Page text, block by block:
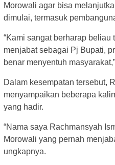
Morowali agar bisa
dimulai, termasuk
“Kami sangat berharap
menjabat sebagai Pj Bupati,
benar menyentuh
Dalam kesempatan tersebut,
menyampaikan beberapa
yang hadir.
“Nama saya Rachmansyah
Morowali yang pernah
ungkapnya.